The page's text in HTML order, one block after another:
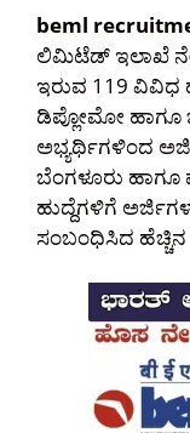
beml
ಲಿಮಿಟೆಡ್ ಇಲಾಖೆ
ಇರುವ 119 ವಿವಿಧ
ಡಿಪ್ಲೋಮೋ ಹಾಗೂ
ಅಭ್ಯರ್ಥಿಗಳಿಂದ
ಬೆಂಗಳೂರು ಹಾಗೂ
ಹುದ್ದೆಗಳಿಗೆ
ಸಂಬಂಧಿಸಿದ